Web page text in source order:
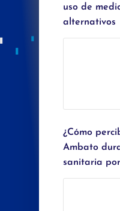
uso de
alternativos
¿Cómo
Ambato
sanitaria